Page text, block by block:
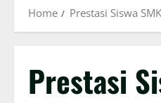
Home Prestasi Siswa
Prestasi